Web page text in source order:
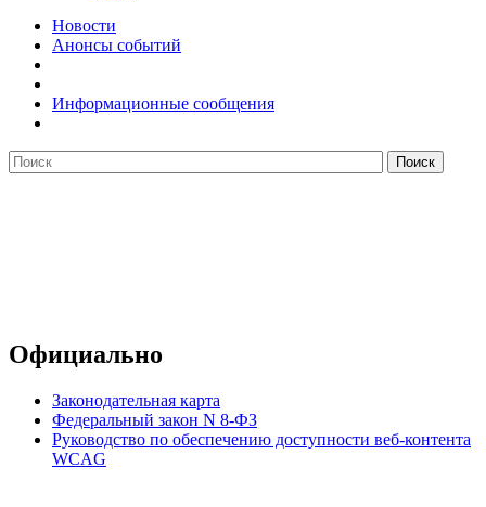
Новости
Анонсы событий
Информационные сообщения
Официально
Законодательная карта
Федеральный закон N 8-ФЗ
Руководство по обеспечению доступности веб-контента
WCAG